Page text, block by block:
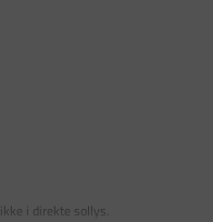
i direkte sollys.